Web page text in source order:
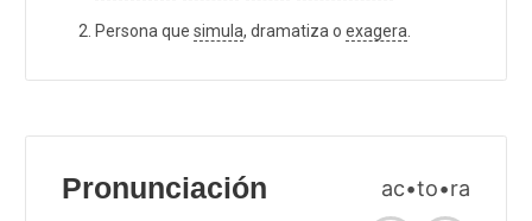
Persona que simula, dramatiza o exagera
Pronunciación ac•to•ra